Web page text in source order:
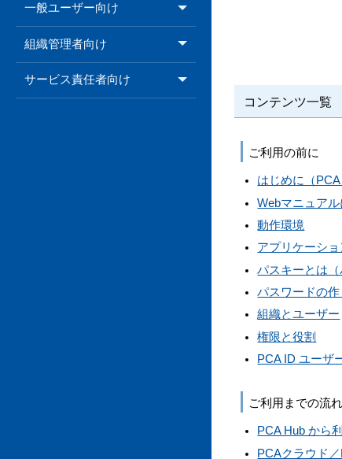
一般ユーザー向け
組織管理者向け
サービス責任者向け
コンテンツ一覧
ご利用の前に
はじめに（PCA
Webマニュアル
動作環境
アプリケーシ
パスキーとは（
パスワードの
組織とユーザー
権限と役割
PCA ID ユーザ
ご利用までの流れ
PCA Hub から
PCAクラウド